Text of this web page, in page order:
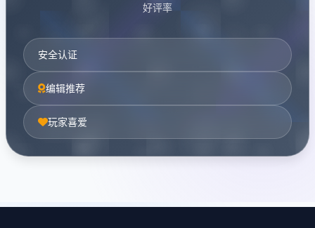
好评率
安全认证
编辑推荐
玩家喜爱